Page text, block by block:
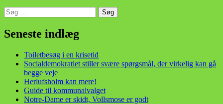
Søg
efter:
Seneste indlæg
Toiletbesøg i en krisetid
Socialdemokratiet stiller svære spørgsmål, der virkelig kan gå
begge veje
Herlufsholm kan mere!
Guide til kommunalvalget
Notre-Dame er skidt, Vollsmose er godt